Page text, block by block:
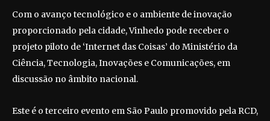
Com o avanço tecnológico e o ambiente de inovação
proporcionado pela cidade, Vinhedo pode receber o
projeto piloto de ‘Internet das Coisas’ do Ministério da
Ciência, Tecnologia, Inovações e Comunicações, em
discussão no âmbito nacional.
Este é o terceiro evento em São Paulo promovido pela RCD,